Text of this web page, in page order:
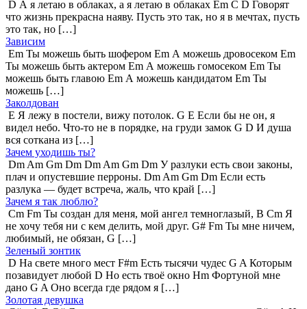
D А я летаю в облаках, а я летаю в облаках Em C D Говорят
что жизнь прекрасна наяву. Пусть это так, но я в мечтах, пусть
это так, но […]
Зависим
Em Ты можешь быть шофером Em А можешь дровосеком Em
Ты можешь быть актером Em А можешь гомосеком Em Ты
можешь быть главою Em А можешь кандидатом Em Ты
можешь […]
Заколдован
E Я лежу в постели, вижу потолок. G E Если бы не он, я
видел небо. Что-то не в порядке, на груди замок G D И душа
вся соткана из […]
Зачем уходишь ты?
Dm Am Gm Dm Dm Am Gm Dm У разлуки есть свои законы,
плач и опустевшие перроны. Dm Am Gm Dm Если есть
разлука — будет встреча, жаль, что край […]
Зачем я так люблю?
Cm Fm Ты создан для меня, мой ангел темноглазый, B Cm Я
не хочу тебя ни с кем делить, мой друг. G# Fm Ты мне ничем,
любимый, не обязан, G […]
Зеленый зонтик
D На свете много мест F#m Есть тысячи чудес G A Которым
позавидует любой D Но есть твоё окно Hm Фортуной мне
дано G A Оно всегда где рядом я […]
Золотая девушка